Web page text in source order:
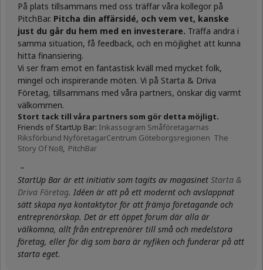
På plats tillsammans med oss träffar våra kollegor på
PitchBar. Pitcha din affärsidé, och vem vet, kanske
just du går du hem med en investerare. Träffa andra i
samma situation, få feedback, och en möjlighet att kunna
hitta finansiering.
Vi ser fram emot en fantastisk kväll med mycket folk,
mingel och inspirerande möten. Vi på Starta & Driva
Företag, tillsammans med våra partners, önskar dig varmt
välkommen.
Stort tack till våra partners som gör detta möjligt.
Friends of StartUp Bar: Inkassogram Småföretagarnas
Riksförbund NyföretagarCentrum Göteborgsregionen The
Story Of No8, PitchBar
–
StartUp Bar är ett initiativ som tagits av magasinet Starta &
Driva Företag. Idéen är att på ett modernt och avslappnat
sätt skapa nya kontaktytor för att främja företagande och
entreprenörskap. Det är ett öppet forum där alla är
välkomna, allt från entreprenörer till små och medelstora
företag, eller för dig som bara är nyfiken och funderar på att
starta eget.